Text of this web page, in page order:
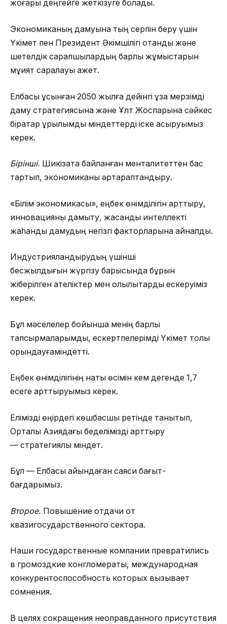
жоғары деңгейге жеткізуге болады.
Экономиканың дамуына тың серпін беру үшін
Үкімет пен Президент Әкімшілігі отандық және
шетелдік сарапшылардың барлық жұмыстарын
мұқият саралауы қажет.
Елбасы ұсынған 2050 жылға дейінгі ұзақ мерзімді
даму стратегиясына және Ұлт Жоспарына сәйкес
бірқатар құрылымдық міндеттерді іске асыруымыз
керек.
Бірінші. Шикізатқа байланған менталитеттен бас
тартып, экономиканы әртараптандыру.
«Білім экономикасы», еңбек өнімділігін арттыру,
инновацияны дамыту, жасанды интеллекті
жаһандық дамудың негізгі факторларына айналды.
Индустрияландырудың үшінші
бесжылдығын жүргізу барысында бұрын
жіберілген қателіктер мен олқылықтарды ескеруіміз
керек.
Бұл мәселелер бойынша менің барлық
тапсырмаларымды, ескертпелерімді Үкімет толық
орындауғаміндетті.
Еңбек өнімділігінің нақты өсімін кем дегенде 1,7
есеге арттыруымыз керек.
Елімізді өңірдегі көшбасшы ретінде танытып,
Орталық Азиядағы беделімізді арттыру
— стратегиялық міндет.
Бұл — Елбасы айқындаған саяси бағыт-
бағдарымыз.
Второе. Повышение отдачи от
квазигосударственного сектора.
Наши государственные компании превратились
в громоздкие конгломераты, международная
конкурентоспособность которых вызывает
сомнения.
В целях сокращения неоправданного присутствия